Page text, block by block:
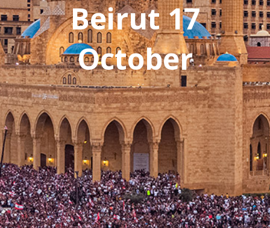
Beirut 17
October